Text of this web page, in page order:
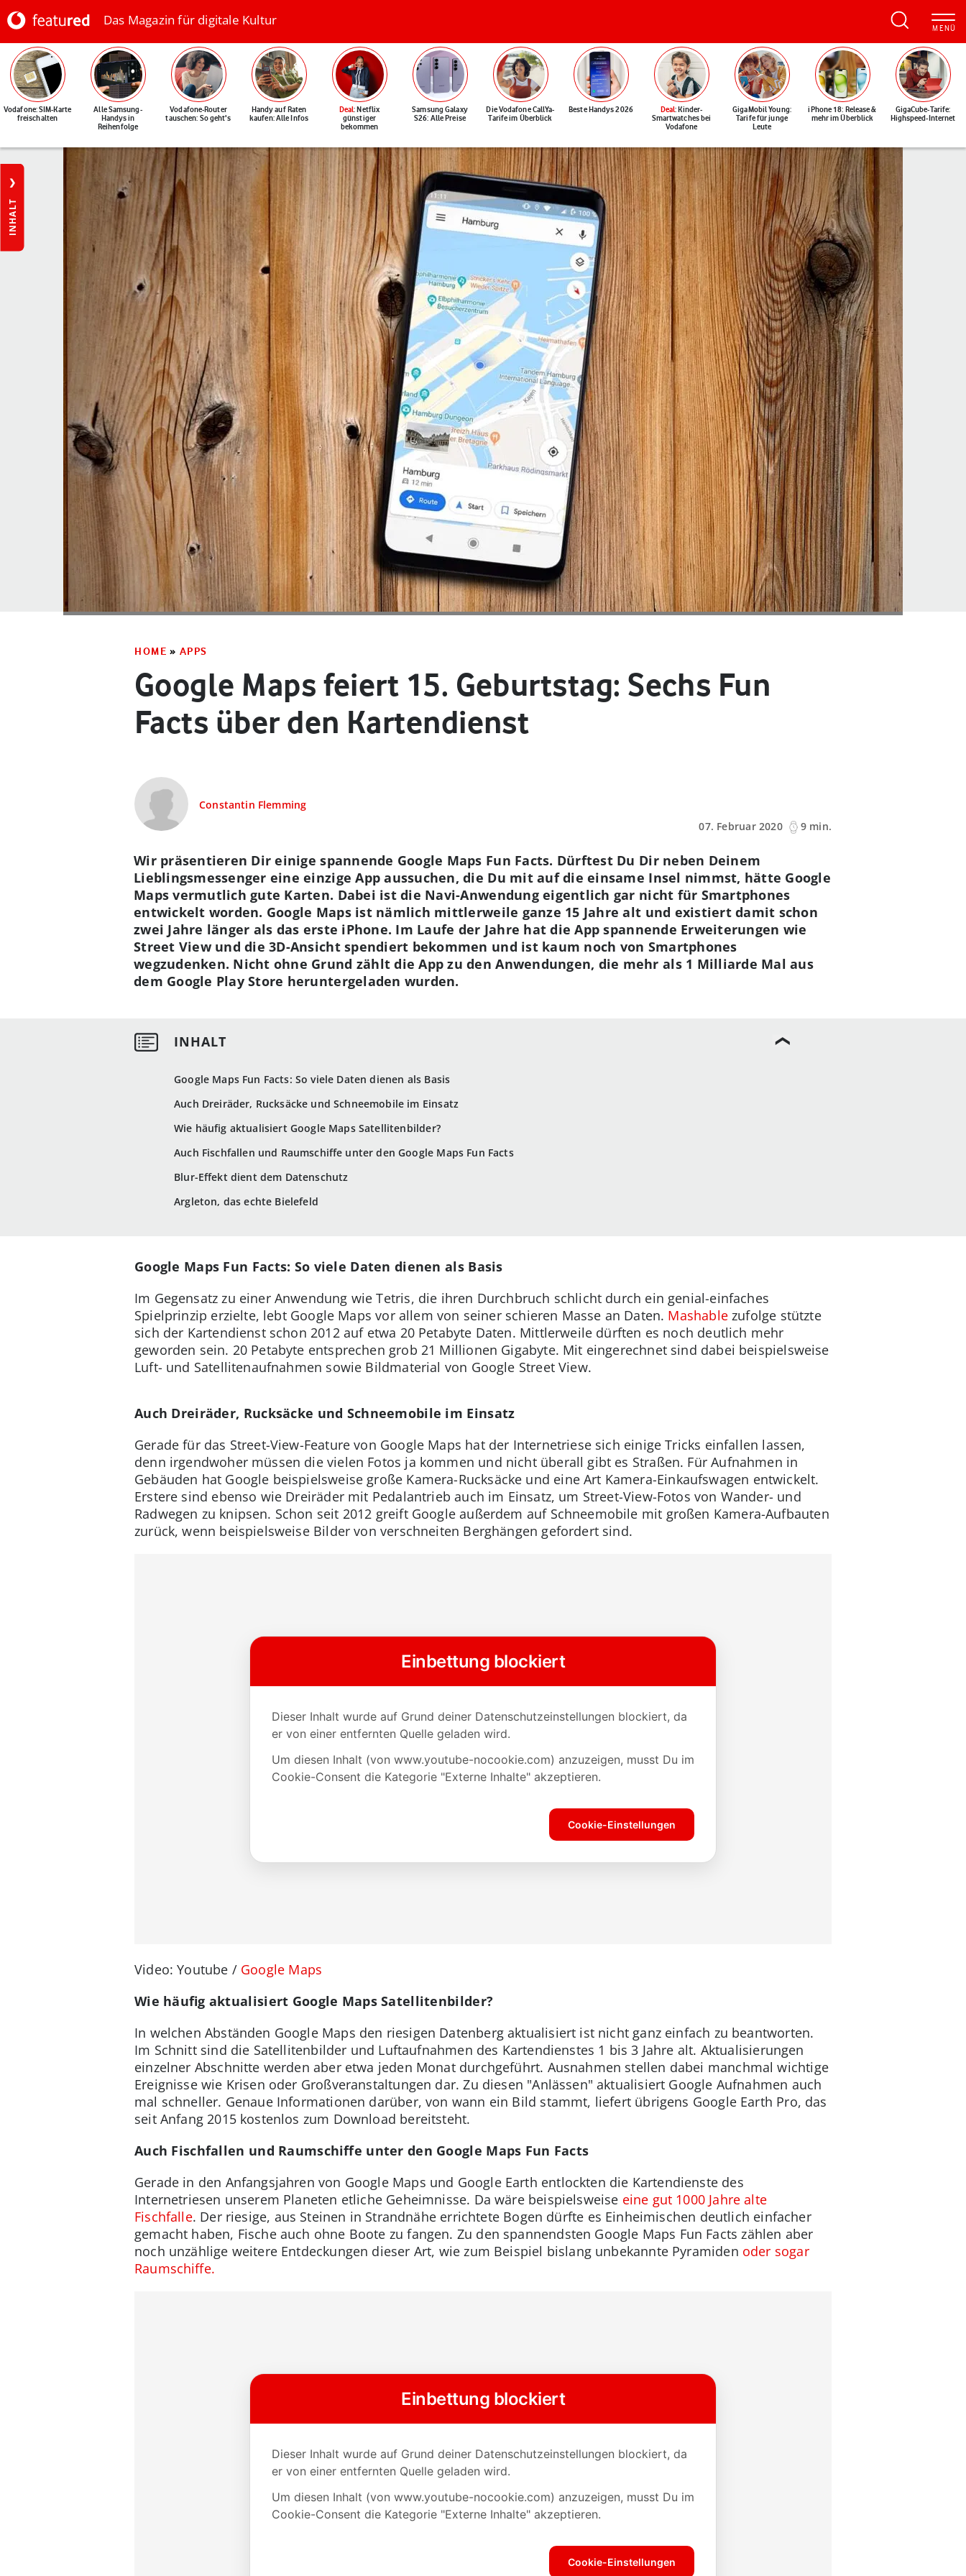
Das Magazin für digitale Kultur
Vodafone: SIM-Karte
freischalten
Alle Samsung-
Handys in
Reihenfolge
Vodafone-Router
tauschen: So geht's
Handy auf Raten
kaufen: Alle Infos
Deal: Netflix
günstiger
bekommen
Samsung Galaxy
S26: Alle Preise
Die Vodafone CallYa-
Tarife im Überblick
Beste Handys 2026 Deal: Kinder-
Smartwatches bei
Vodafone
GigaMobil Young:
Tarife für junge
Leute
iPhone 18: Release &
mehr im Überblick
GigaCube-Tarife:
Highspeed-Internet
INHALT
HOME » APPS
Google Maps feiert 15. Geburtstag: Sechs Fun
Facts über den Kartendienst
Constantin Flemming
07. Februar 2020
9 min.
Google Maps Fun Facts: So viele Daten dienen als Basis
Auch Dreiräder, Rucksäcke und Schneemobile im Einsatz
Wie häufig aktualisiert Google Maps Satellitenbilder?
Auch Fischfallen und Raumschiffe unter den Google Maps Fun Facts
Blur-Effekt dient dem Datenschutz
Argleton, das echte Bielefeld
Wir präsentieren Dir einige spannende Google Maps Fun Facts. Dürftest Du Dir neben Deinem
Lieblingsmessenger eine einzige App aussuchen, die Du mit auf die einsame Insel nimmst, hätte Google
Maps vermutlich gute Karten. Dabei ist die Navi-Anwendung eigentlich gar nicht für Smartphones
entwickelt worden. Google Maps ist nämlich mittlerweile ganze 15 Jahre alt und existiert damit schon
zwei Jahre länger als das erste iPhone. Im Laufe der Jahre hat die App spannende Erweiterungen wie
Street View und die 3D-Ansicht spendiert bekommen und ist kaum noch von Smartphones
wegzudenken. Nicht ohne Grund zählt die App zu den Anwendungen, die mehr als 1 Milliarde Mal aus
dem Google Play Store heruntergeladen wurden.
Google Maps Fun Facts: So viele Daten dienen als Basis
Im Gegensatz zu einer Anwendung wie Tetris, die ihren Durchbruch schlicht durch ein genial-einfaches
Spielprinzip erzielte, lebt Google Maps vor allem von seiner schieren Masse an Daten. Mashablezufolge stützte
sich der Kartendienst schon 2012 auf etwa 20 Petabyte Daten. Mittlerweile dürften es noch deutlich mehr
geworden sein. 20 Petabyte entsprechen grob 21 Millionen Gigabyte. Mit eingerechnet sind dabei beispielsweise
Luft- und Satellitenaufnahmen sowie Bildmaterial von Google Street View.
Auch Dreiräder, Rucksäcke und Schneemobile im Einsatz
Gerade für das Street-View-Feature von Google Maps hat der Internetriese sich einige Tricks einfallen lassen,
denn irgendwoher müssen die vielen Fotos ja kommen und nicht überall gibt es Straßen. Für Aufnahmen in
Gebäuden hat Google beispielsweise große Kamera-Rucksäcke und eine Art Kamera-Einkaufswagen entwickelt.
Erstere sind ebenso wie Dreiräder mit Pedalantrieb auch im Einsatz, um Street-View-Fotos von Wander- und
Radwegen zu knipsen. Schon seit 2012 greift Google außerdem auf Schneemobile mit großen Kamera-Aufbauten
zurück, wenn beispielsweise Bilder von verschneiten Berghängen gefordert sind.
Video: Youtube / Google Maps
Wie häufig aktualisiert Google Maps Satellitenbilder?
In welchen Abständen Google Maps den riesigen Datenberg aktualisiert ist nicht ganz einfach zu beantworten.
Im Schnitt sind die Satellitenbilder und Luftaufnahmen des Kartendienstes 1 bis 3 Jahre alt. Aktualisierungen
einzelner Abschnitte werden aber etwa jeden Monat durchgeführt. Ausnahmen stellen dabei manchmal wichtige
Ereignisse wie Krisen oder Großveranstaltungen dar. Zu diesen "Anlässen" aktualisiert Google Aufnahmen auch
mal schneller. Genaue Informationen darüber, von wann ein Bild stammt, liefert übrigens Google Earth Pro, das
seit Anfang 2015 kostenlos zum Download bereitsteht.
Auch Fischfallen und Raumschiffe unter den Google Maps Fun Facts
Gerade in den Anfangsjahren von Google Maps und Google Earth entlockten die Kartendienste des
Internetriesen unserem Planeten etliche Geheimnisse. Da wäre beispielsweise eine gut 1000 Jahre alte
Fischfalle. Der riesige, aus Steinen in Strandnähe errichtete Bogen dürfte es Einheimischen deutlich einfacher
gemacht haben, Fische auch ohne Boote zu fangen. Zu den spannendsten Google Maps Fun Facts zählen aber
noch unzählige weitere Entdeckungen dieser Art, wie zum Beispiel bislang unbekannte Pyramiden oder sogar
Raumschiffe.